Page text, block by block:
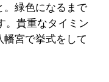
。緑色になるまで
。貴重なタイミン
宮で挙式をして